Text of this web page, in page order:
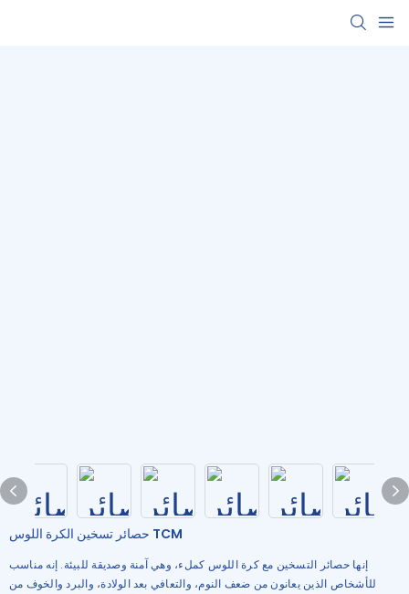
حصائر تسخين الكرة اللوس TCM
إنها حصائر التسخين مع كرة اللوس كملء، وهي آمنة وصديقة للبيئة. إنه مناسب
للأشخاص الذين يعانون من ضعف النوم، والتعافي بعد الولادة، والبرد والخوف من